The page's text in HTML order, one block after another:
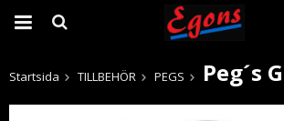
Produkten har blivit tillagd i
Startsida TILLBEHÖR PEGS Peg´s